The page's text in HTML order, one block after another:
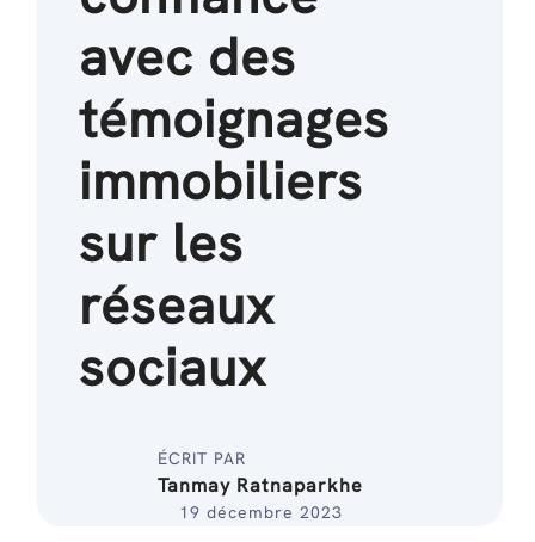
avec des
témoignages
immobiliers
sur les
réseaux
sociaux
ÉCRIT PAR
Tanmay Ratnaparkhe
19 décembre 2023